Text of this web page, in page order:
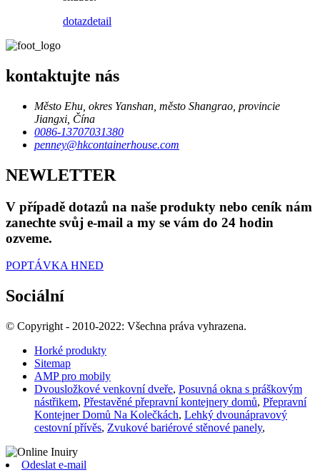
dotazdetail
kontaktujte nás
Město Ehu, okres Yanshan, město Shangrao, provincie
Jiangxi, Čína
0086-13707031380
penney@hkcontainerhouse.com
NEWLETTER
V případě dotazů na naše produkty nebo ceník nám
zanechte svůj e-mail a my se vám do 24 hodin
ozveme.
POPTÁVKA HNED
Sociální
© Copyright - 2010-2022: Všechna práva vyhrazena.
Horké produkty
Sitemap
AMP pro mobily
Dvousložkové venkovní dveře, Posuvná okna s práškovým
nástřikem, Přestavěné přepravní kontejnery domů, Přepravní
Kontejner Domů Na Kolečkách, Lehký dvounápravový
cestovní přívěs, Zvukové bariérové ​​stěnové panely,
Odeslat e-mail